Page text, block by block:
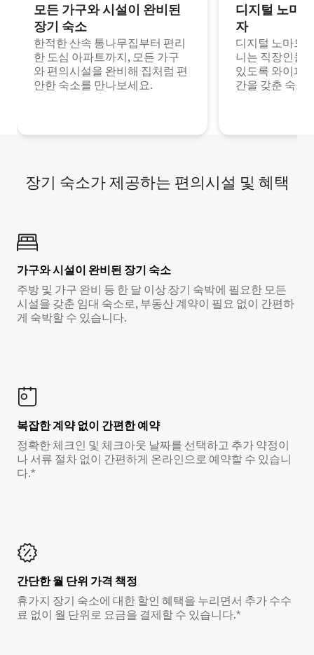
모든 가구와 시설이 완비된
장기 숙소
한적한 산속 통나무집부터 편리
한 도심 아파트까지, 모든 가구
와 편의시설을 완비해 집처럼 편
안한 숙소를 만나보세요.
디지털 노마
자
디지털 노마드
니는 직장인들
있도록 와이파
간을 갖춘 숙소
장기 숙소가 제공하는 편의시설 및 혜택
가구와 시설이 완비된 장기 숙소
주방 및 가구 완비 등 한 달 이상 장기 숙박에 필요한 모든
시설을 갖춘 임대 숙소로, 부동산 계약이 필요 없이 간편하
게 숙박할 수 있습니다.
복잡한 계약 없이 간편한 예약
정확한 체크인 및 체크아웃 날짜를 선택하고 추가 약정이
나 서류 절차 없이 간편하게 온라인으로 예약할 수 있습니
다.*
간단한 월 단위 가격 책정
휴가지 장기 숙소에 대한 할인 혜택을 누리면서 추가 수수
료 없이 월 단위로 요금을 결제할 수 있습니다.*